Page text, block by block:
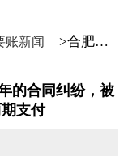
账新闻 >合肥追债公司成功调解一起持续半年的合同纠纷，被告赔偿原告5万元，分两期支付
的合同纠纷，被
支付